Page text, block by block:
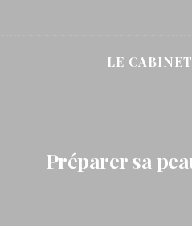
LE CABINET
Préparer sa